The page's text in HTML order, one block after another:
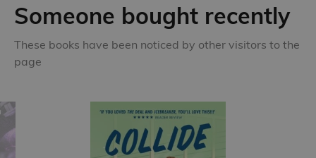
Someone bought recently
These books have been noticed by other visitors to the
page